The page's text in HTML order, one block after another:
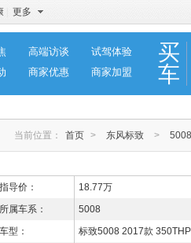
更多
高端访谈
试驾体验
商家优惠 商家加盟
买
车
当前位置： 首页 > 东风标致 > 5008
指导价：
18.77万
所属车系：
5008
车型：
标致5008 2017款